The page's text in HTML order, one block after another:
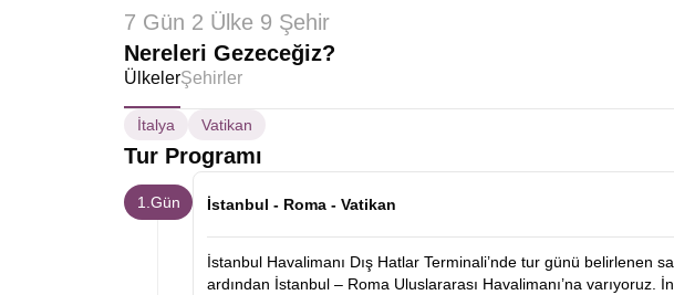
7 Gün 2 Ülke 9 Şehir
Nereleri Gezeceğiz?
ÜlkelerŞehirler
İtalya Vatikan
Tur Programı
1.Gün İstanbul - Roma - Vatikan
İstanbul Havalimanı Dış Hatlar Terminali’nde tur günü belirlenen
ardından İstanbul – Roma Uluslararası Havalimanı’na varıyoruz.